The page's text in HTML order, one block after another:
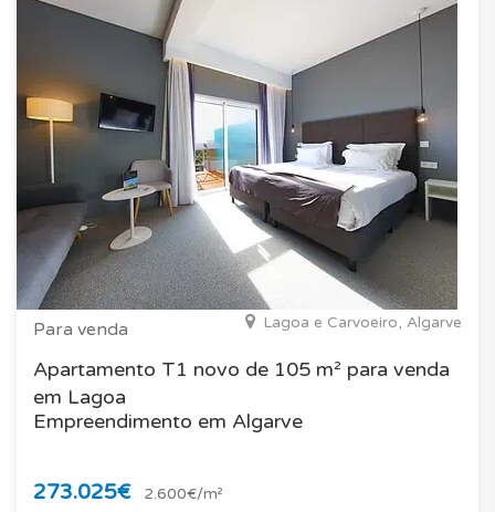
Para venda Lagoa e Carvoeiro, Algarve
Apartamento T1 novo de 105 m² para venda
em Lagoa
Empreendimento em Algarve
273.025€ 2.600€/m²